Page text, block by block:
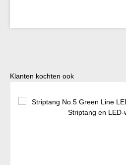
Productgalerij overslaan
Klanten kochten ook